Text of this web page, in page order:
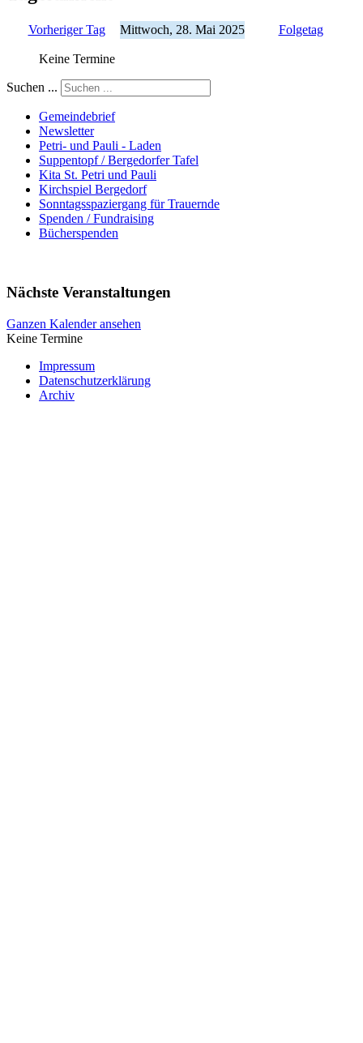
Vorheriger Tag Mittwoch, 28. Mai 2025 Folgetag
Keine Termine
Suchen ...
Gemeindebrief
Newsletter
Petri- und Pauli - Laden
Suppentopf / Bergedorfer Tafel
Kita St. Petri und Pauli
Kirchspiel Bergedorf
Sonntagsspaziergang für Trauernde
Spenden / Fundraising
Bücherspenden
Nächste Veranstaltungen
Ganzen Kalender ansehen
Keine Termine
Impressum
Datenschutzerklärung
Archiv